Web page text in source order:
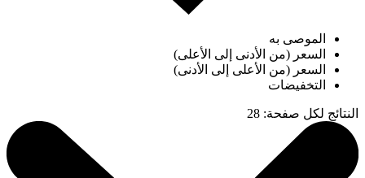
الموصى به
السعر (من الأدنى إلى الأعلى)
السعر (من الأعلى إلى الأدنى)
التخفيضات
النتائج لكل صفحة:
28